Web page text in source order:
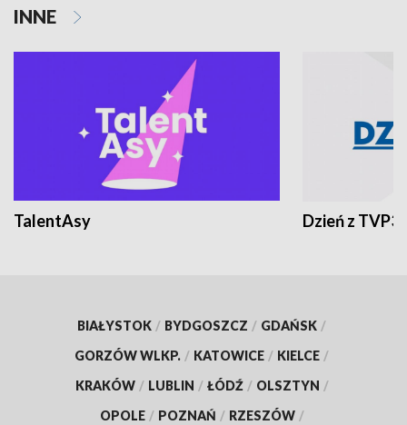
INNE
TalentAsy Dzień z TVP3
BIAŁYSTOK / BYDGOSZCZ / GDAŃSK /
GORZÓW WLKP. / KATOWICE / KIELCE /
KRAKÓW / LUBLIN / ŁÓDŹ / OLSZTYN /
OPOLE / POZNAŃ / RZESZÓW /